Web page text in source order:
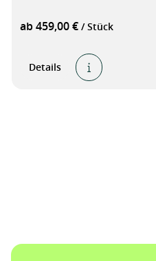
ab 459,00 € / Stück
Details